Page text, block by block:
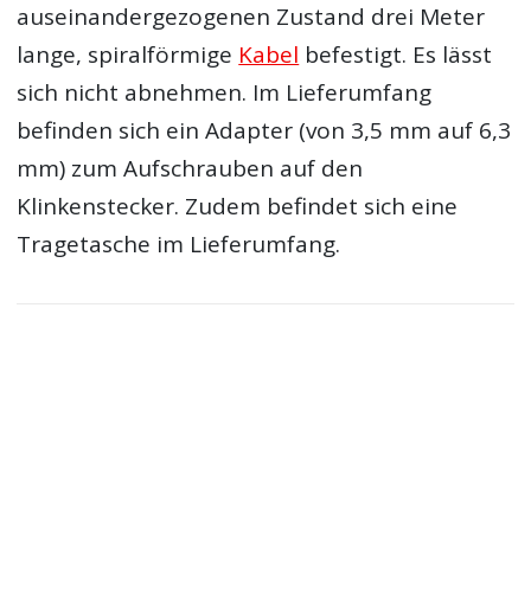
auseinandergezogenen Zustand drei Meter
lange, spiralförmige Kabel befestigt. Es lässt
sich nicht abnehmen. Im Lieferumfang
befinden sich ein Adapter (von 3,5 mm auf 6,3
mm) zum Aufschrauben auf den
Klinkenstecker. Zudem befindet sich eine
Tragetasche im Lieferumfang.